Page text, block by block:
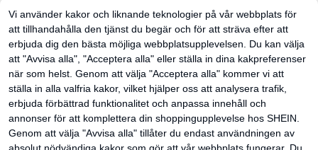
32kr 266kr 67kr68kr -1%
Vi använder kakor och liknande teknologier på vår webbplats för
att tillhandahålla den tjänst du begär och för att sträva efter att
erbjuda dig den bästa möjliga webbplatsupplevelsen. Du kan välja
att "Avvisa alla", "Acceptera alla" eller ställa in dina kakpreferenser
när som helst. Genom att välja "Acceptera alla" kommer vi att
ställa in alla valfria kakor, vilket hjälper oss att analysera trafik,
erbjuda förbättrad funktionalitet och anpassa innehåll och
annonser för att komplettera din shoppingupplevelse hos SHEIN.
Genom att välja "Avvisa alla" tillåter du endast användningen av